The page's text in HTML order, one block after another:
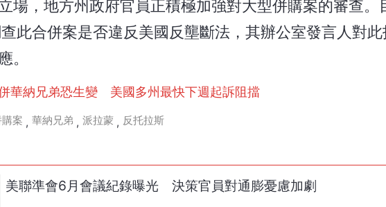
場，地方州政府官員正積極加強對大型併購案的審查。
此合併案是否違反美國反壟斷法，其辦公室發言人對
。
華納兄弟恐生變 美國多州最快下週起訴阻擋
案 , 華納兄弟 , 派拉蒙 , 反托拉斯
美聯準會6月會議紀錄曝光 決策官員對通膨憂慮加劇